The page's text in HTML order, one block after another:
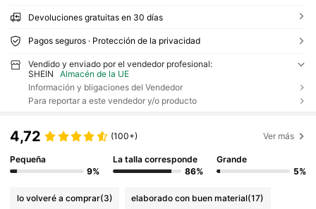
Devoluciones gratuitas en 30 días
Pagos seguros · Protección de la privacidad
Vendido y enviado por el vendedor profesional:
SHEIN
Almacén de la UE
Información y bligaciones del Vendedor
Para reportar a este vendedor y/o producto
4,72 (100+) Ver más
Pequeña
9%
La talla corresponde
86%
Grande
5%
lo volveré a comprar(3) elaborado con buen material(17)